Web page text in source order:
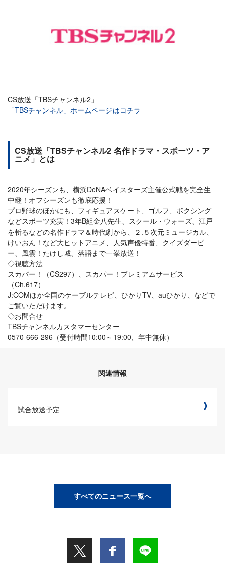
CS放送「TBSチャンネル2」
「TBSチャンネル」ホームページはコチラ
CS放送「TBSチャンネル2 名作ドラマ・スポーツ・ア
ニメ」とは
2020年シーズンも、横浜DeNAベイスターズ主催公式戦を完全生
中継！オフシーズンも徹底応援！
プロ野球のほかにも、フィギュアスケート、ゴルフ、ボクシング
などスポーツ充実！3年B組金八先生、スクール・ウォーズ、江戸
を斬るなどの名作ドラマ＆時代劇から、２.５次元ミュージカル、
けいおん！など大ヒットアニメ、人気声優特番、クイズダービ
ー、風雲！たけし城、落語まで一挙放送！
◇視聴方法
スカパー！（CS297）、スカパー！プレミアムサービス
（Ch.617）
J:COMほか全国のケーブルテレビ、ひかりTV、auひかり、などで
ご覧いただけます。
◇お問合せ
TBSチャンネルカスタマーセンター
0570-666-296（受付時間10:00～19:00、年中無休）
関連情報
試合放送予定
すべてのニュース一覧へ